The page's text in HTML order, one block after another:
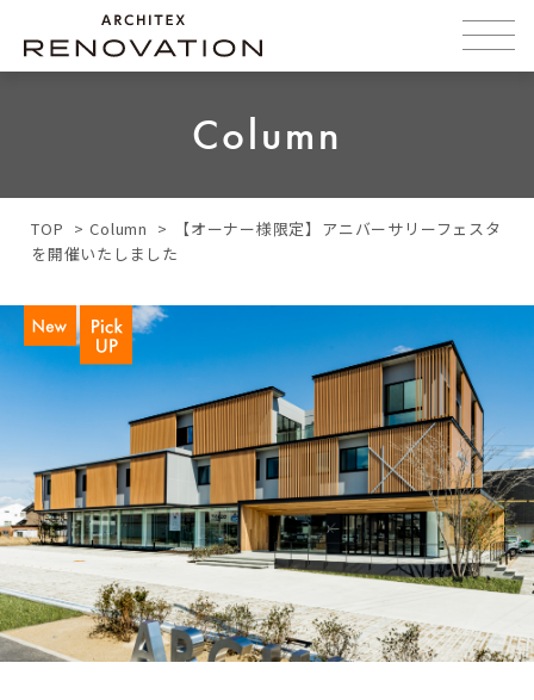
Column
TOP Column
【オーナー様限定】アニバーサリーフェスタ
を開催いたしました